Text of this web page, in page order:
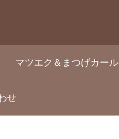
マツエク＆まつげカール
せ